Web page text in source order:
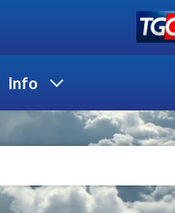
Info